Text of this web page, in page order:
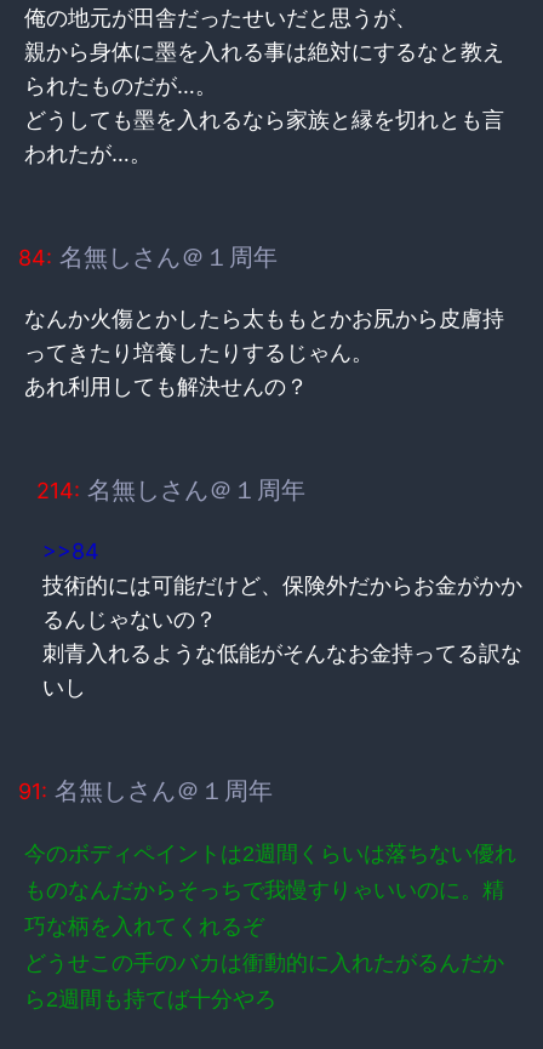
俺の地元が田舎だったせいだと思うが、
親から身体に墨を入れる事は絶対にするなと教え
られたものだが…。
どうしても墨を入れるなら家族と縁を切れとも言
われたが…。
84: 名無しさん＠１周年
なんか火傷とかしたら太ももとかお尻から皮膚持
ってきたり培養したりするじゃん。
あれ利用しても解決せんの？
214: 名無しさん＠１周年
>>84
技術的には可能だけど、保険外だからお金がかか
るんじゃないの？
刺青入れるような低能がそんなお金持ってる訳な
いし
91: 名無しさん＠１周年
今のボディペイントは2週間くらいは落ちない優れ
ものなんだからそっちで我慢すりゃいいのに。精
巧な柄を入れてくれるぞ
どうせこの手のバカは衝動的に入れたがるんだか
ら2週間も持てば十分やろ